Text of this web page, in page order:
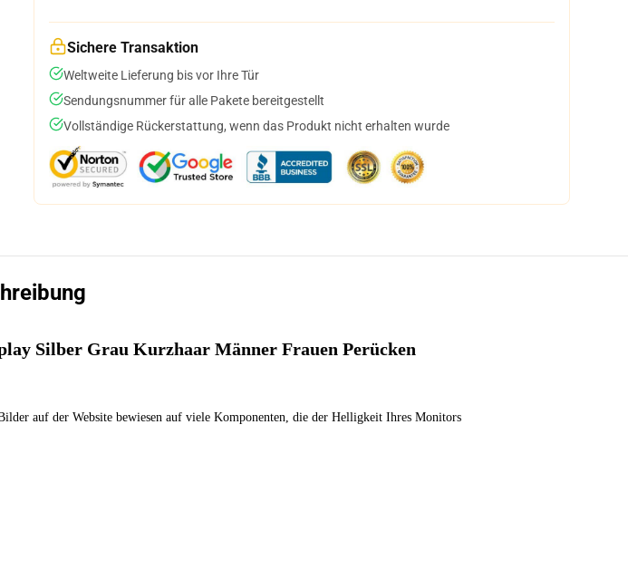
Sichere Transaktion
Weltweite Lieferung bis vor Ihre Tür
Sendungsnummer für alle Pakete bereitgestellt
Vollständige Rückerstattung, wenn das Produkt nicht erhalten wurde
Silber Grau Kurzhaar Männer Frauen Perücken
auf der Website bewiesen auf viele Komponenten, die der Helligkeit Ihres Monitors